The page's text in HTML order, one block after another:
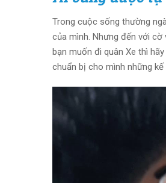
Trong cuộc sống thường
của mình. Nhưng đến với
bạn muốn đi quân Xe thì
chuẩn bị cho mình những